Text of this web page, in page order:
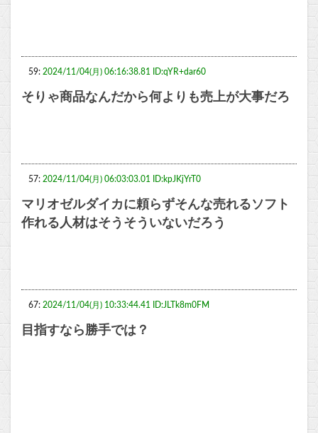
59: 2024/11/04(月) 06:16:38.81 ID:qYR+dar60
そりゃ商品なんだから何よりも売上が大事だろ
57: 2024/11/04(月) 06:03:03.01 ID:kpJKjYrT0
マリオゼルダイカに頼らずそんな売れるソフト
作れる人材はそうそういないだろう
67: 2024/11/04(月) 10:33:44.41 ID:JLTk8m0FM
目指すなら勝手では？